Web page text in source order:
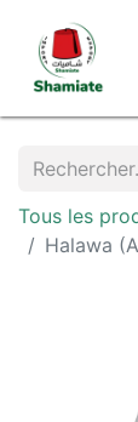
Tous les
Halawa